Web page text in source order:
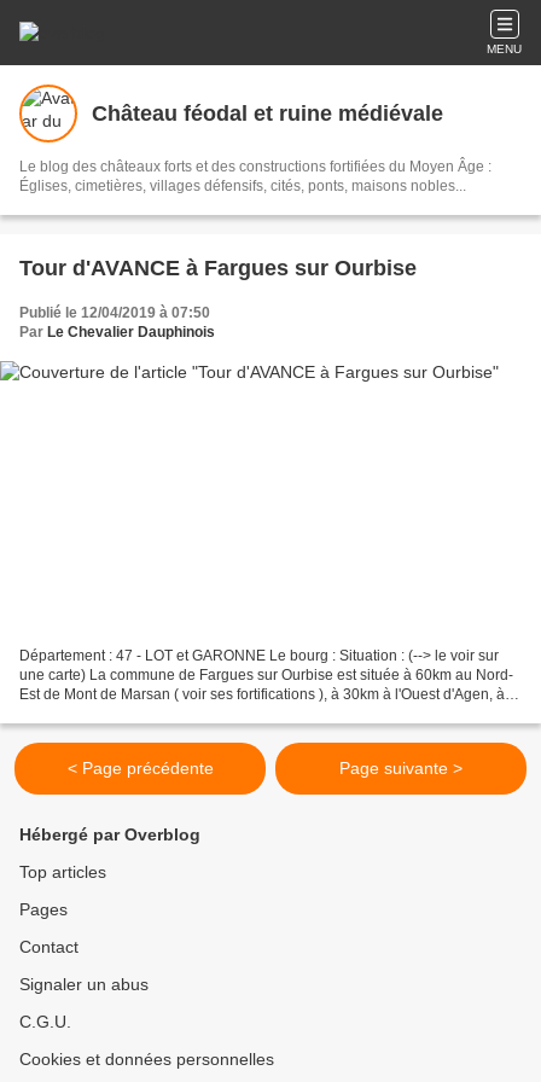
MENU
Château féodal et ruine médiévale
Le blog des châteaux forts et des constructions fortifiées du Moyen Âge :
Églises, cimetières, villages défensifs, cités, ponts, maisons nobles...
Tour d'AVANCE à Fargues sur Ourbise
Publié le 12/04/2019 à 07:50
Par Le Chevalier Dauphinois
Département : 47 - LOT et GARONNE Le bourg : Situation : (--> le voir sur
une carte) La commune de Fargues sur Ourbise est située à 60km au Nord-
Est de Mont de Marsan ( voir ses fortifications ), à 30km à l'Ouest d'Agen, à
< Page précédente Page suivante >
Hébergé par Overblog
Top articles
Pages
Contact
Signaler un abus
C.G.U.
Cookies et données personnelles